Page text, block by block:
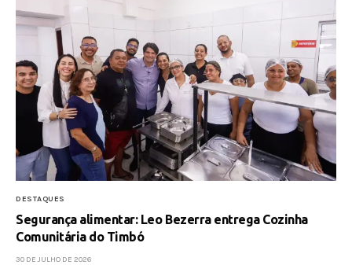
DESTAQUES
Segurança alimentar: Leo Bezerra entrega Cozinha
Comunitária do Timbó
30 DE JULHO DE 2026